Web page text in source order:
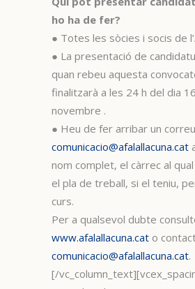
ho ha de fer?
● Totes les sòcies i socis de
● La presentació de
quan rebeu aquesta
finalitzarà a les 24 h del dia
novembre .
● Heu de fer arribar un
comunicacio@afalallacuna.cat
nom complet, el càrrec al
el pla de treball, si el teniu,
curs.
Per a qualsevol dubte
www.afalallacuna.cat o
comunicacio@afalallacuna.cat.
[/